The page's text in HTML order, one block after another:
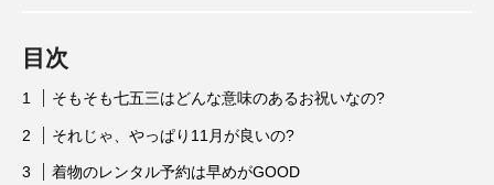
目次
そもそも七五三はどんな意味のあるお祝いなの?
それじゃ、やっぱり11月が良いの?
着物のレンタル予約は早めがGOOD